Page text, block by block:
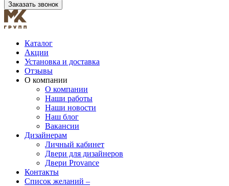
Заказать звонок
Каталог
Акции
Установка и доставка
Отзывы
О компании
О компании
Наши работы
Наши новости
Наш блог
Вакансии
Дизайнерам
Личный кабинет
Двери для дизайнеров
Двери Provance
Контакты
Список желаний –